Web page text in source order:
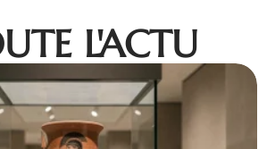
L'ACTU